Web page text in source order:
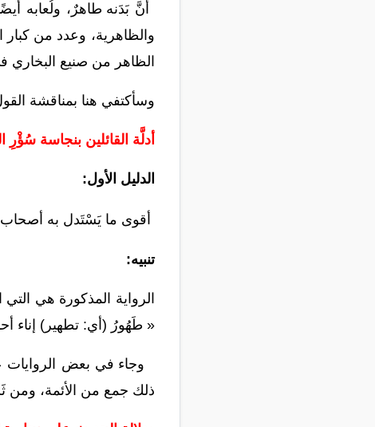
أنَّ بَدَنه طاهرٌ، ولُعابه
والظاهرية، وعدد من كبار
الظاهر من صنيع البخاري
وسأكتفي هنا بمناقشة
أدلَّة القائلين بنجاسة
الدليل الأول:
أقوى ما يَسْتَدل به
تنبيه:
الرواية المذكورة هي
« طَهُورُ (أي: تطهير) إناء
وجاء في بعض الروايات
ذلك جمع من الأئمة، ومن